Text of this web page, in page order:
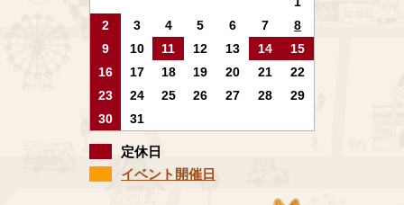
2
3 4 5 6 7
8
9
10 11 12 13 14
15
16
17 18 19 20 21
22
23
24 25 26 27 28
29
30
31
定休日
イベント開催日